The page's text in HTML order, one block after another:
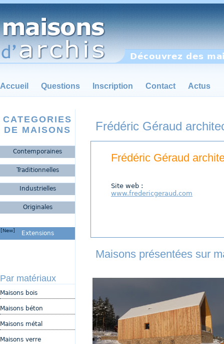
Découvrez des
Accueil Questions Inscription Contact Actus
CATEGORIES
DE MAISONS
Contemporaines
Traditionnelles
Industrielles
Originales
Extensions
[New]
Par matériaux
Maisons bois
Maisons béton
Maisons métal
Maisons verre
Frédéric Géraud
Frédéric Géraud
Site web :
www.fredericgeraud.com
Maisons présentées sur